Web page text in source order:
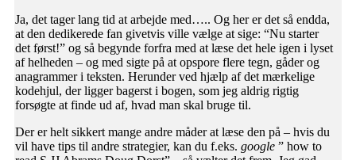
Ja, det tager lang tid at arbejde med….. Og her er det så endda,
at den dedikerede fan givetvis ville vælge at sige: “Nu starter
det først!” og så begynde forfra med at læse det hele igen i lyset
af helheden – og med sigte på at opspore flere tegn, gåder og
anagrammer i teksten. Herunder ved hjælp af det mærkelige
kodehjul, der ligger bagerst i bogen, som jeg aldrig rigtig
forsøgte at finde ud af, hvad man skal bruge til.
Der er helt sikkert mange andre måder at læse den på – hvis du
vil have tips til andre strategier, kan du f.eks. google ” how to